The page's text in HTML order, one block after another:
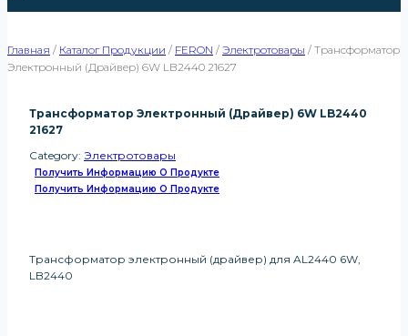
Главная / Каталог Продукции / FERON / Электротовары / Трансформатор
Электронный (драйвер) 6W LB2440 21627
Трансформатор Электронный (драйвер) 6W LB2440
21627
Category: Электротовары
Получить Информацию О Продукте
Получить Информацию О Продукте
Трансформатор электронный (драйвер) для AL2440 6W,
LB2440